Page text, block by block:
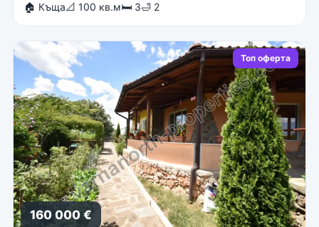
🏠 Къща📐 100 кв.м🛏 3🛁 2
Топ оферта
160 000 €